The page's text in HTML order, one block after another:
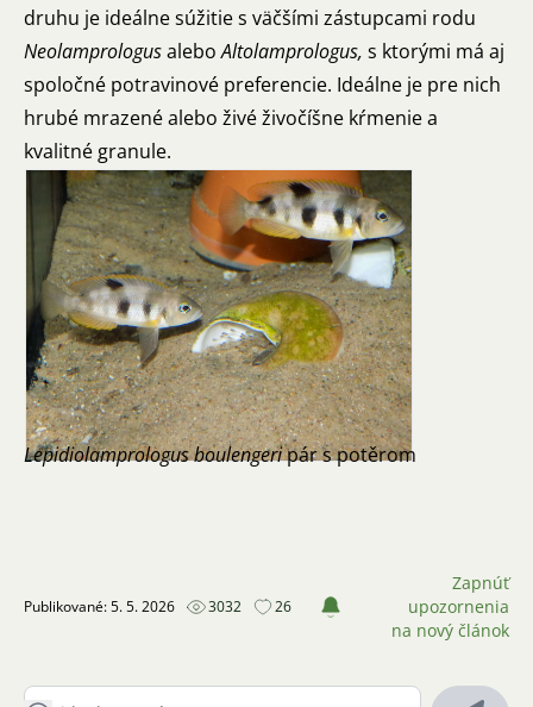
druhu je ideálne súžitie s väčšími zástupcami rodu
NeolamprologusaleboAltolamprologus, s ktorými má aj
spoločné potravinové preferencie. Ideálne je pre nich
hrubé mrazené alebo živé živočíšne kŕmenie a
kvalitné granule.
Lepidiolamprologus boulengeripár s potěrom
Publikované: 5. 5. 2026 3032 26
Zapnúť
upozornenia
na nový článok